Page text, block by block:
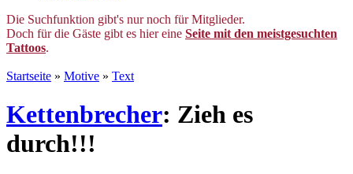
Die Suchfunktion gibt's nur noch für Mitglieder.
Doch für die Gäste gibt es hier eine Seite mit den meistgesuchten
Tattoos.
Startseite » Motive » Text
Kettenbrecher: Zieh es
durch!!!